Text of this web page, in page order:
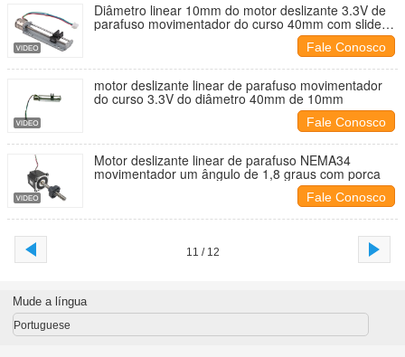
Diâmetro linear 10mm do motor deslizante 3.3V de
parafuso movimentador do curso 40mm com slider
Fale Conosco
motor deslizante linear de parafuso movimentador
do curso 3.3V do diâmetro 40mm de 10mm
Fale Conosco
Motor deslizante linear de parafuso NEMA34
movimentador um ângulo de 1,8 graus com porca
Fale Conosco
11 / 12
Mude a língua
Portuguese